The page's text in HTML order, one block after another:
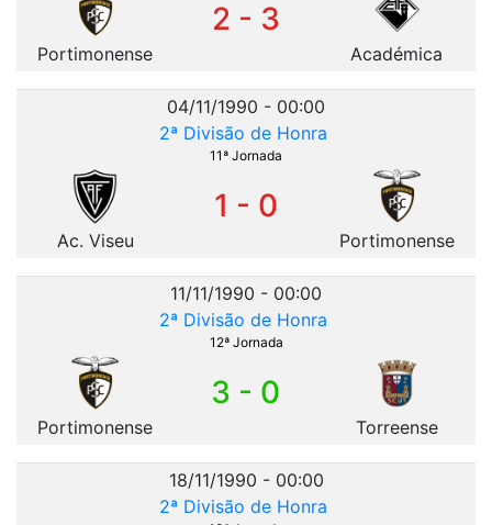
Portimonense
2 - 3
Académica
04/11/1990 - 00:00
2ª Divisão de Honra
11ª Jornada
Ac. Viseu
1 - 0
Portimonense
11/11/1990 - 00:00
2ª Divisão de Honra
12ª Jornada
Portimonense
3 - 0
Torreense
18/11/1990 - 00:00
2ª Divisão de Honra